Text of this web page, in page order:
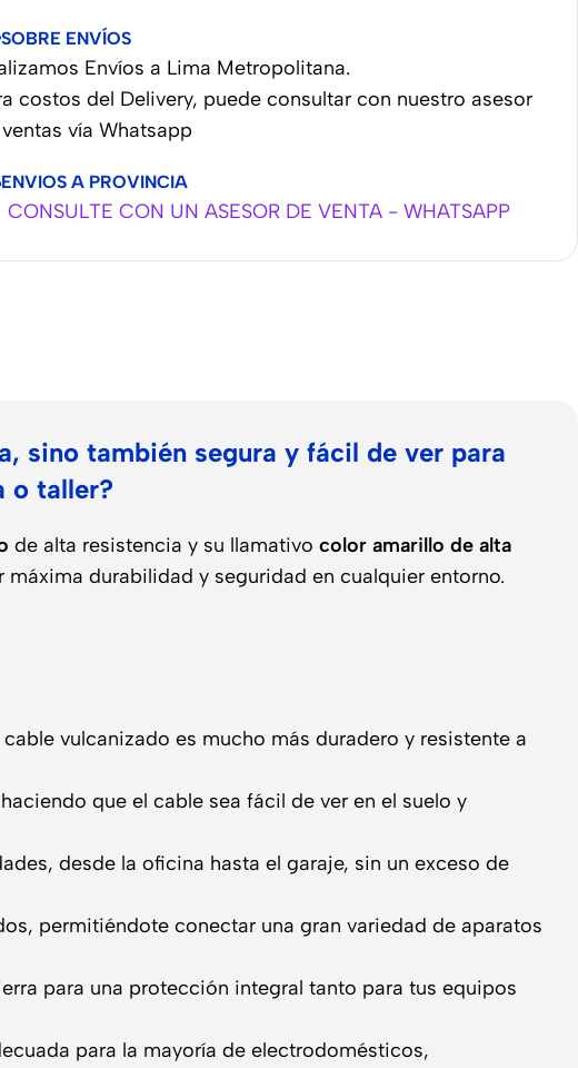
SOBRE ENVÍOS
Envíos a Lima Metropolitana.
costos del Delivery, puede consultar con nuestro asesor
vía Whatsapp
ENVIOS A PROVINCIA
CONSULTE CON UN ASESOR DE VENTA - WHATSAPP
sino también segura y fácil de ver para
o taller?
de alta resistencia y su llamativo color amarillo de alta
durabilidad y seguridad en cualquier entorno.
vulcanizado es mucho más duradero y resistente a
que el cable sea fácil de ver en el suelo y
desde la oficina hasta el garaje, sin un exceso de
permitiéndote conectar una gran variedad de aparatos
para una protección integral tanto para tus equipos
para la mayoría de electrodomésticos,